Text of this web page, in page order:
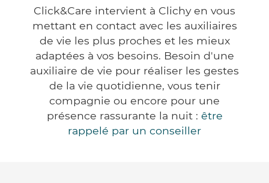
Click&Care intervient à Clichy en vous
mettant en contact avec les auxiliaires
de vie les plus proches et les mieux
adaptées à vos besoins. Besoin d'une
auxiliaire de vie pour réaliser les gestes
de la vie quotidienne, vous tenir
compagnie ou encore pour une
présence rassurante la nuit : être
rappelé par un conseiller